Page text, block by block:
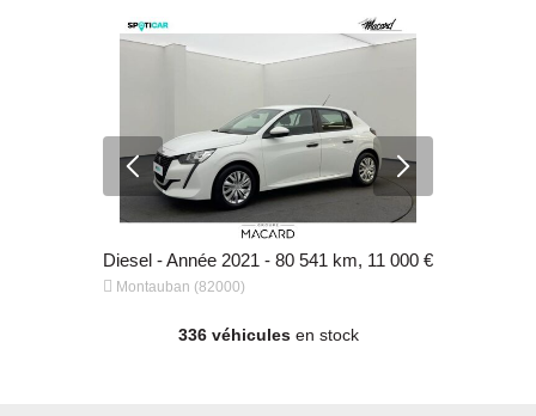
Chez MACARD les occasions SPOTICAR …., il y en a pour tous les
Nous disposons égalem
Diesel - Année 2021 - 80 541 km, 11 000 €
 Montauban (82000)
336 véhiculesen stock